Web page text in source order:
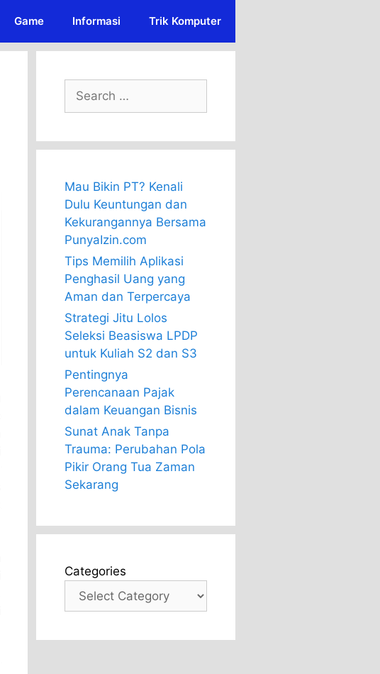
Game Informasi Trik Komputer
Search
for:
Mau Bikin PT? Kenali
Dulu Keuntungan dan
Kekurangannya Bersama
PunyaIzin.com
Tips Memilih Aplikasi
Penghasil Uang yang
Aman dan Terpercaya
Strategi Jitu Lolos
Seleksi Beasiswa LPDP
untuk Kuliah S2 dan S3
Pentingnya
Perencanaan Pajak
dalam Keuangan Bisnis
Sunat Anak Tanpa
Trauma: Perubahan Pola
Pikir Orang Tua Zaman
Sekarang
Categories